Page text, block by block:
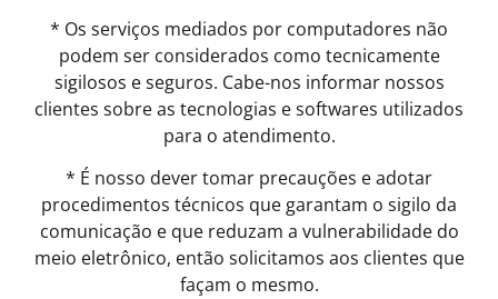
* Os serviços mediados por computadores não
podem ser considerados como tecnicamente
sigilosos e seguros. Cabe-nos informar nossos
clientes sobre as tecnologias e softwares utilizados
para o atendimento.
* É nosso dever tomar precauções e adotar
procedimentos técnicos que garantam o sigilo da
comunicação e que reduzam a vulnerabilidade do
meio eletrônico, então solicitamos aos clientes que
façam o mesmo.